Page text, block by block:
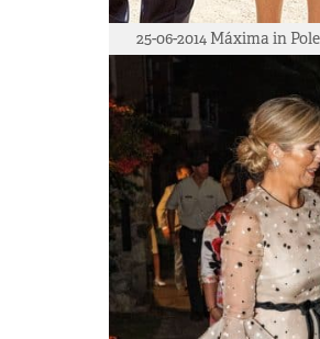
25-06-2014 Máxima in